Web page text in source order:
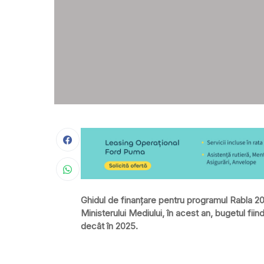
Ghidul de finanțare pentru programul Rabla
Ministerului Mediului, în acest an, bugetul
decât în 2025.